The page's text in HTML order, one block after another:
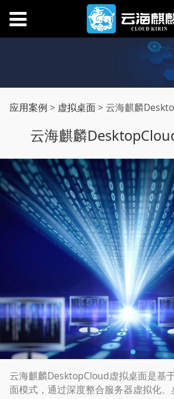
云海麒麟
DesktopCloud
面
应用案例 > 虚拟桌面> 云海麒麟
云海麒麟
云海麒麟DesktopCloud虚拟桌面是基
面模式，通过深度整合服务器虚拟化